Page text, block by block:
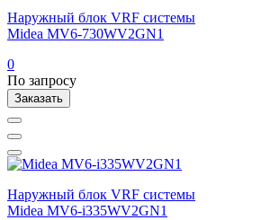
Наружный блок VRF системы
Midea MV6-730WV2GN1
0
По запросу
Заказать
Наружный блок VRF системы
Midea MV6-i335WV2GN1